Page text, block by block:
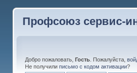
Профсоюз сервис-
Добро пожаловать, Гость. Пожалуйста,
Не получили письмо с кодом активации?